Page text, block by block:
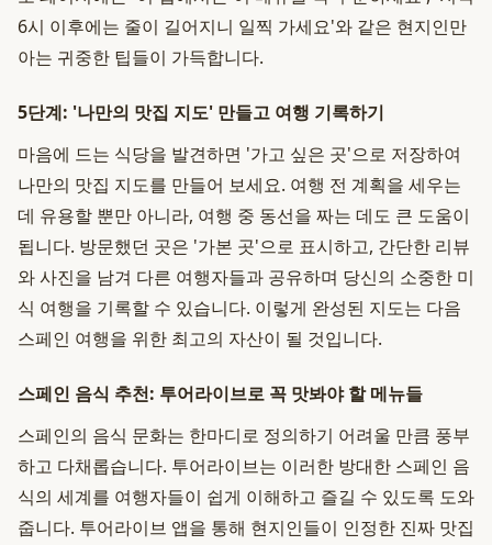
6시 이후에는 줄이 길어지니 일찍 가세요'와 같은 현지인만
아는 귀중한 팁들이 가득합니다.
5단계: '나만의 맛집 지도' 만들고 여행 기록하기
마음에 드는 식당을 발견하면 '가고 싶은 곳'으로 저장하여
나만의 맛집 지도를 만들어 보세요. 여행 전 계획을 세우는
데 유용할 뿐만 아니라, 여행 중 동선을 짜는 데도 큰 도움이
됩니다. 방문했던 곳은 '가본 곳'으로 표시하고, 간단한 리뷰
와 사진을 남겨 다른 여행자들과 공유하며 당신의 소중한 미
식 여행을 기록할 수 있습니다. 이렇게 완성된 지도는 다음
스페인 여행을 위한 최고의 자산이 될 것입니다.
스페인 음식 추천: 투어라이브로 꼭 맛봐야 할 메뉴들
스페인의 음식 문화는 한마디로 정의하기 어려울 만큼 풍부
하고 다채롭습니다. 투어라이브는 이러한 방대한 스페인 음
식의 세계를 여행자들이 쉽게 이해하고 즐길 수 있도록 도와
줍니다. 투어라이브 앱을 통해 현지인들이 인정한 진짜 맛집